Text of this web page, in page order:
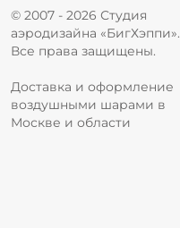
© 2007 - 2026 Студия
аэродизайна «БигХэппи».
Все права защищены.
Доставка и оформление
воздушными шарами в
Москве и области